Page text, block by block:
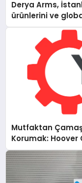
Derya Arms,
ürünlerini ve
Mutfaktan
Korumak: Hoover
Destek Deneyimi